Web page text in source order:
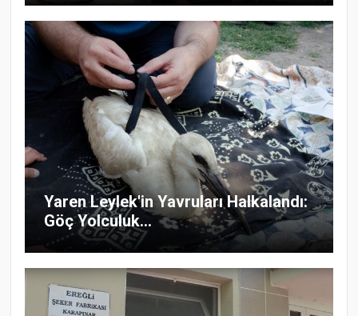
Yaren Leylek'in Yavruları Halkalandı:
Göç Yolculuk...